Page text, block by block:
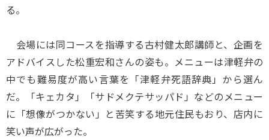
る。
会場には同コースを指導する古村健太郎講師と、企画を
アドバイスした松重宏和さんの姿も。メニューは津軽弁の
中でも難易度が高い言葉を「津軽弁死語辞典」から選ん
だ。「キェカタ」「サドメクテサッパド」などのメニュー
に「想像がつかない」と苦笑する地元住民もおり、店内に
笑い声が広がった。